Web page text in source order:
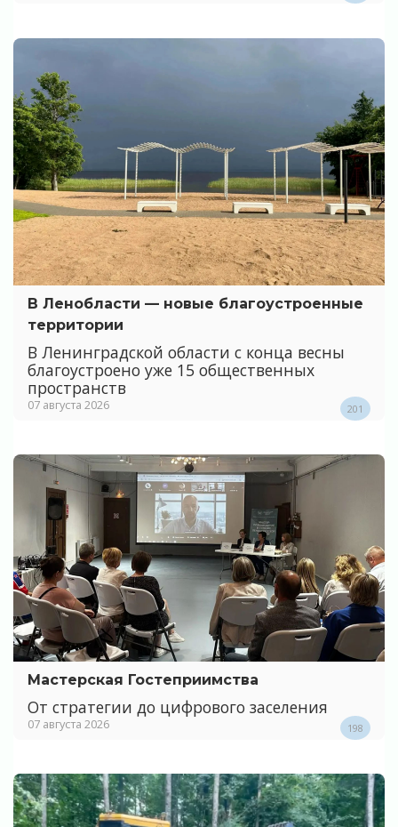
В Ленобласти — новые благоустроенные
территории
В Ленинградской области с конца весны
благоустроено уже 15 общественных
пространств
07 августа 2026 201
Мастерская Гостеприимства
От стратегии до цифрового заселения
07 августа 2026 198